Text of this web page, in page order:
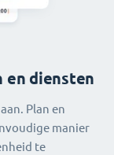
en diensten
Plan en
manier
te